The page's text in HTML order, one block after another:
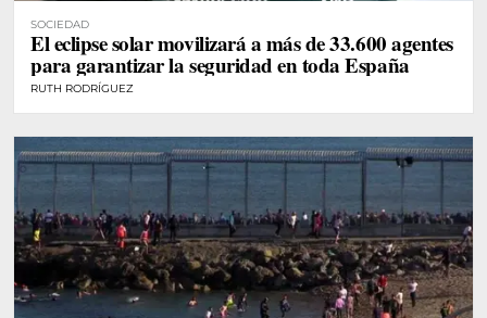
SOCIEDAD
El eclipse solar movilizará a más de 33.600 agentes
para garantizar la seguridad en toda España
RUTH RODRÍGUEZ